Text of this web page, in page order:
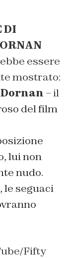
DI
essere
mostrato:
– il
del film
lui non
nudo.
le seguaci
Fifty